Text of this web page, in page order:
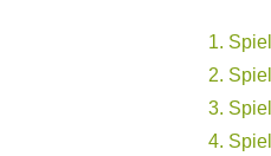
1.
2.
3.
4.